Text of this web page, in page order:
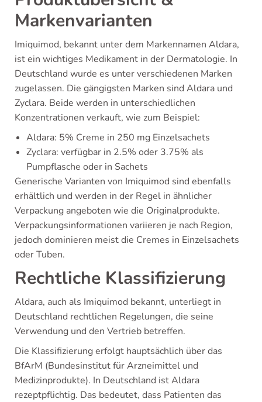
Markenvarianten
Imiquimod, bekannt unter dem Markennamen Aldara,
ist ein wichtiges Medikament in der Dermatologie. In
Deutschland wurde es unter verschiedenen Marken
zugelassen. Die gängigsten Marken sind Aldara und
Zyclara. Beide werden in unterschiedlichen
Konzentrationen verkauft, wie zum Beispiel:
Aldara: 5% Creme in 250 mg Einzelsachets
Zyclara: verfügbar in 2.5% oder 3.75% als
Pumpflasche oder in Sachets
Generische Varianten von Imiquimod sind ebenfalls
erhältlich und werden in der Regel in ähnlicher
Verpackung angeboten wie die Originalprodukte.
Verpackungsinformationen variieren je nach Region,
jedoch dominieren meist die Cremes in Einzelsachets
oder Tuben.
Rechtliche Klassifizierung
Aldara, auch als Imiquimod bekannt, unterliegt in
Deutschland rechtlichen Regelungen, die seine
Verwendung und den Vertrieb betreffen.
Die Klassifizierung erfolgt hauptsächlich über das
BfArM (Bundesinstitut für Arzneimittel und
Medizinprodukte). In Deutschland ist Aldara
rezeptpflichtig. Das bedeutet, dass Patienten das